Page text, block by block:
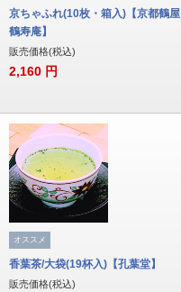
京ちゃふれ(10枚・箱入)【京都鶴屋
鶴寿庵】
販売価格(税込)
2,160 円
オススメ
香葉茶/大袋(19杯入)【孔葉堂】
販売価格(税込)